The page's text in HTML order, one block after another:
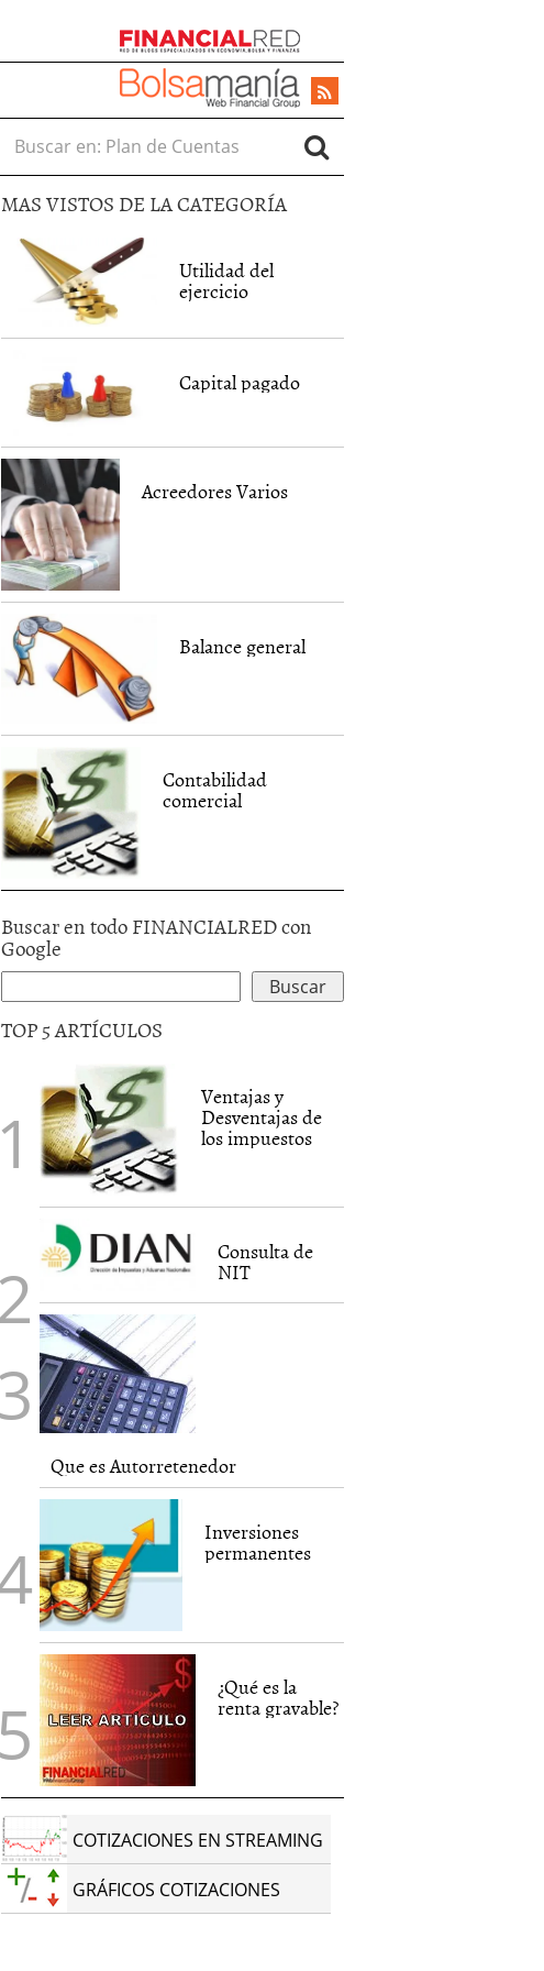
Buscar en:
MAS VISTOS DE LA CATEGORÍA
Utilidad del
ejercicio
Capital pagado
Acreedores Varios
Balance general
Contabilidad
comercial
Buscar en todo FINANCIALRED con
Google
TOP 5 ARTÍCULOS
Ventajas y
Desventajas de
los impuestos
Consulta de
NIT
Que es Autorretenedor
Inversiones
permanentes
¿Qué es la
renta gravable?
COTIZACIONES EN STREAMING
GRÁFICOS COTIZACIONES